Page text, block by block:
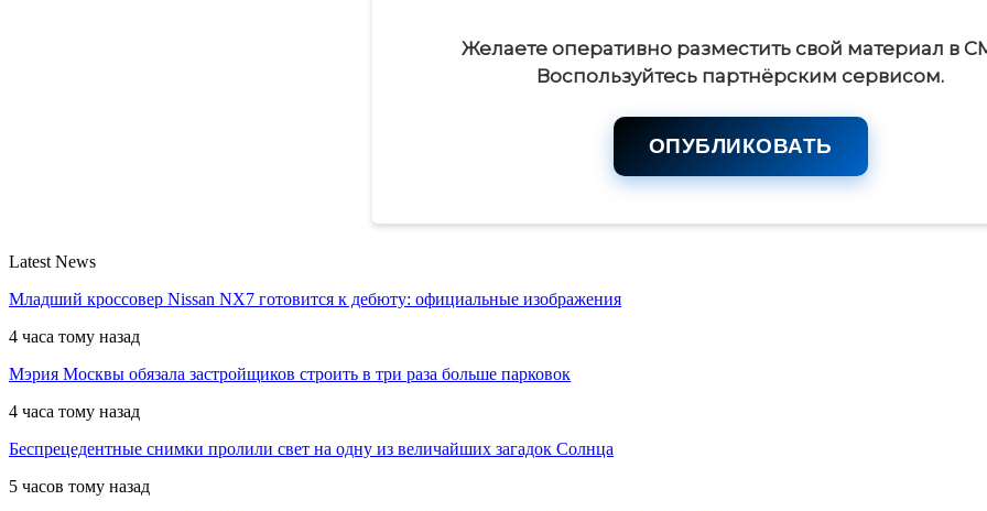
Желаете оперативно разместить свой материал в
Воспользуйтесь партнёрским сервисом.
ОПУБЛИКОВАТЬ
Latest News
Младший кроссовер Nissan NX7 готовится к дебюту: официальные изображения
4 часа тому назад
Мэрия Москвы обязала застройщиков строить в три раза больше парковок
4 часа тому назад
Беспрецедентные снимки пролили свет на одну из величайших загадок Солнца
5 часов тому назад